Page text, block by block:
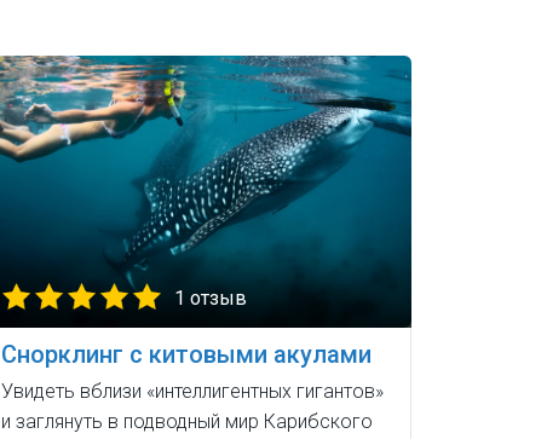
1 отзыв
Снорклинг с китовыми акулами
Увидеть вблизи «интеллигентных гигантов»
и заглянуть в подводный мир Карибского